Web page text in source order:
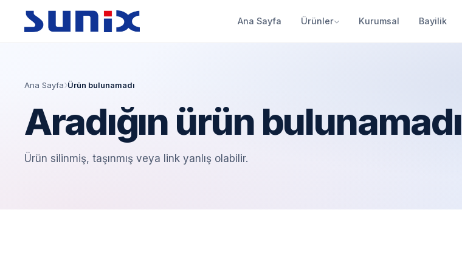
Ana Sayfa Ürünler Kurumsal Bayilik
Ana Sayfa Ürün bulunamadı
Aradığın ürün bulunamadı
Ürün silinmiş, taşınmış veya link yanlış olabilir.